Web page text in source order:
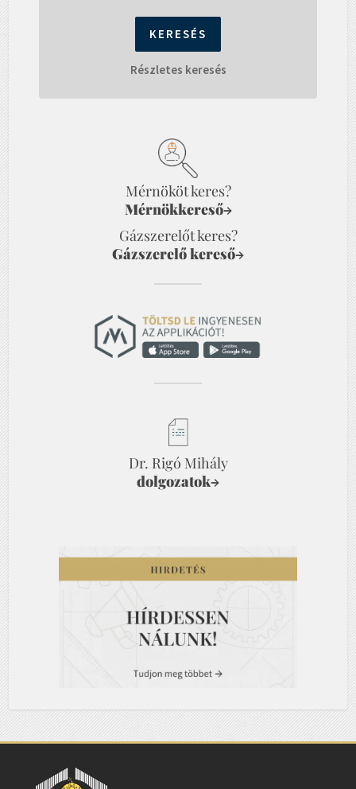
Részletes keresés
Mérnököt keres?
Mérnökkereső→
Gázszerelőt keres?
Gázszerelő kereső→
Dr. Rigó Mihály
dolgozatok→